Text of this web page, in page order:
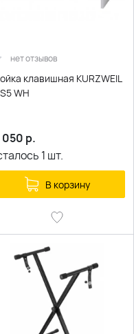
нет отзывов
клавишная KURZWEIL
WH
050 р.
1 шт.
В корзину